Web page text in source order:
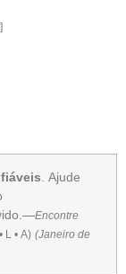
]
Ajude
Encontre
• • A) (Janeiro de